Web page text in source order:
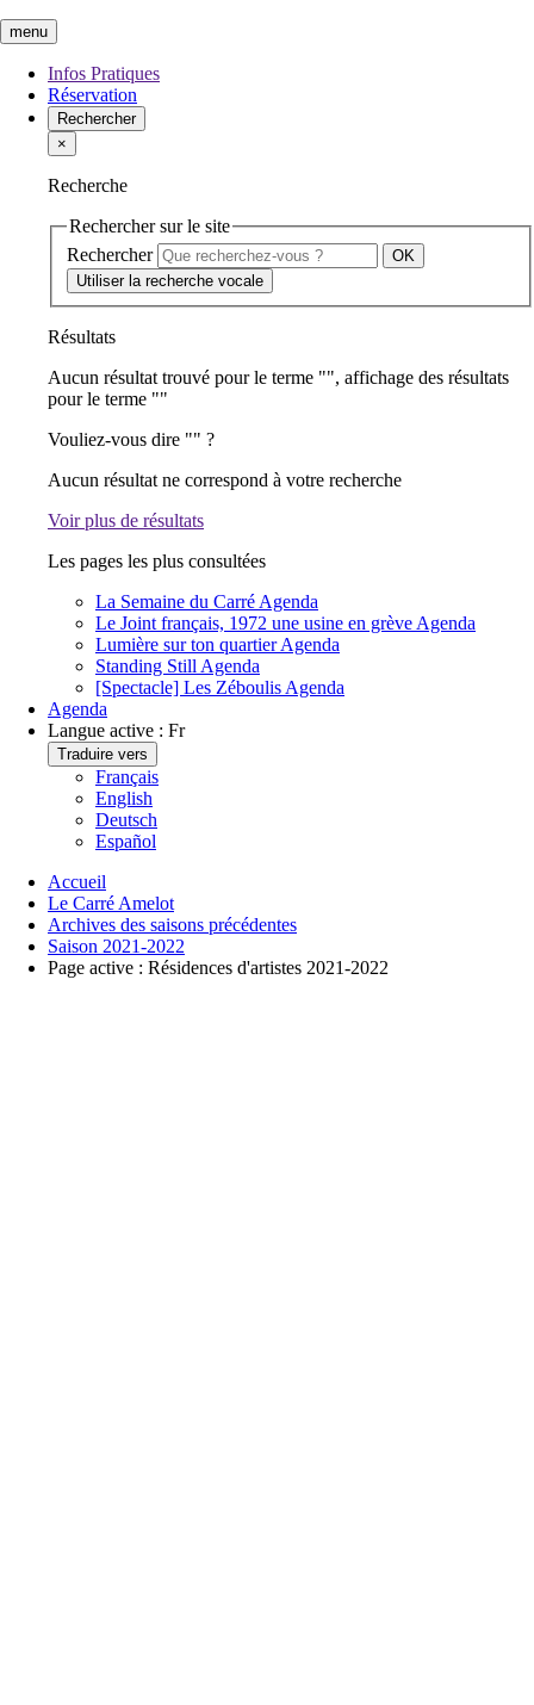
menu
Infos Pratiques
Réservation
Rechercher
×
Recherche
Rechercher sur le site
Rechercher
Utiliser la recherche vocale
Résultats
Aucun résultat trouvé pour le terme "", affichage des résultats
pour le terme ""
Vouliez-vous dire "" ?
Aucun résultat ne correspond à votre recherche
Voir plus de résultats
Les pages les plus consultées
La Semaine du Carré Agenda
Le Joint français, 1972 une usine en grève Agenda
Lumière sur ton quartier Agenda
Standing Still Agenda
[Spectacle] Les Zéboulis Agenda
Agenda
Langue active : Fr
Traduire vers
Français
English
Deutsch
Español
Accueil
Le Carré Amelot
Archives des saisons précédentes
Saison 2021-2022
Page active : Résidences d'artistes 2021-2022